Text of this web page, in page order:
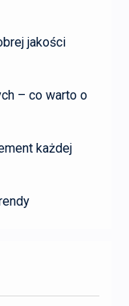
jakości
– co warto o
każdej